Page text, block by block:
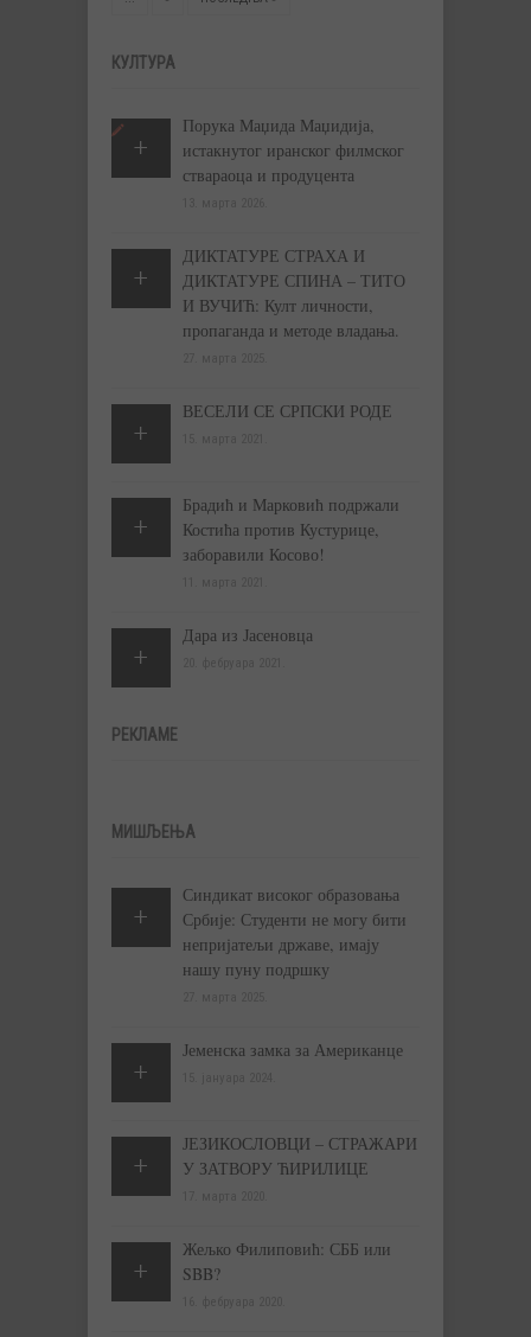
КУЛТУРА
Порука Маџида Маџидија,
истакнутог иранског филмског
ствараоца и продуцента
ДИКТАТУРЕ СТРАХА И
ДИКТАТУРЕ СПИНА – ТИТО
И ВУЧИЋ: Култ личности,
пропаганда и методе владања.
ВЕСЕЛИ СЕ СРПСКИ РОДЕ
Брадић и Марковић подржали
Костића против Кустурице,
заборавили Косово!
Дара из Јасеновца
РЕКЛАМЕ
МИШЉЕЊА
Синдикат високог образовања
Србије: Студенти не могу бити
непријатељи државе, имају
нашу пуну подршку
Јеменска замка за Американце
ЈЕЗИКОСЛОВЦИ – СТРАЖАРИ
У ЗАТВОРУ ЋИРИЛИЦЕ
Жељко Филиповић: СББ или
SBB?